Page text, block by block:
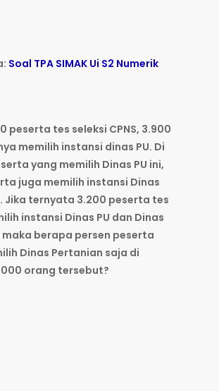
Soal TPA SIMAK Ui S2 Numerik
peserta tes seleksi CPNS, 3.900
memilih instansi dinas PU. Di
yang memilih Dinas PU ini,
juga memilih instansi Dinas
Jika ternyata 3.200 peserta tes
instansi Dinas PU dan Dinas
berapa persen peserta
Dinas Pertanian saja di
orang tersebut?